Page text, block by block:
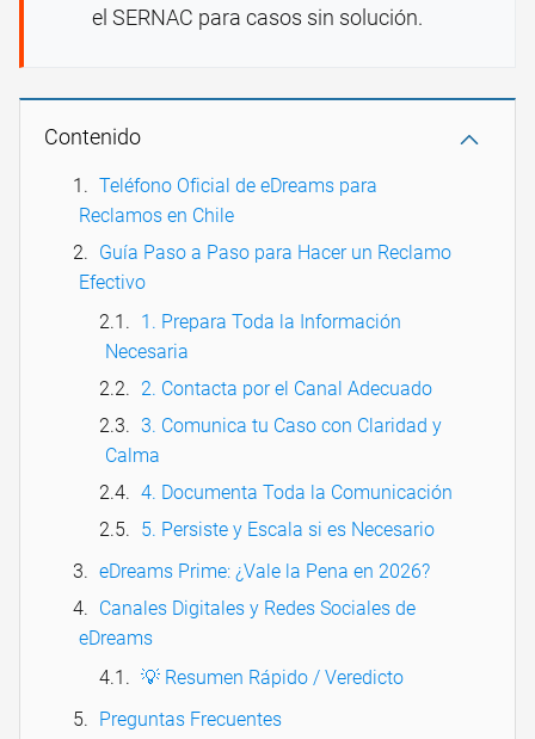
el SERNAC para casos sin solución.
Contenido
Teléfono Oficial de eDreams para
Reclamos en Chile
Guía Paso a Paso para Hacer un Reclamo
Efectivo
1. Prepara Toda la Información
Necesaria
2. Contacta por el Canal Adecuado
3. Comunica tu Caso con Claridad y
Calma
4. Documenta Toda la Comunicación
5. Persiste y Escala si es Necesario
eDreams Prime: ¿Vale la Pena en 2026?
Canales Digitales y Redes Sociales de
eDreams
💡 Resumen Rápido / Veredicto
Preguntas Frecuentes